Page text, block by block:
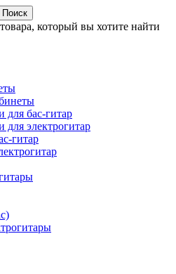
Поиск
который вы хотите найти
для бас-гитар
для электрогитар
гитар